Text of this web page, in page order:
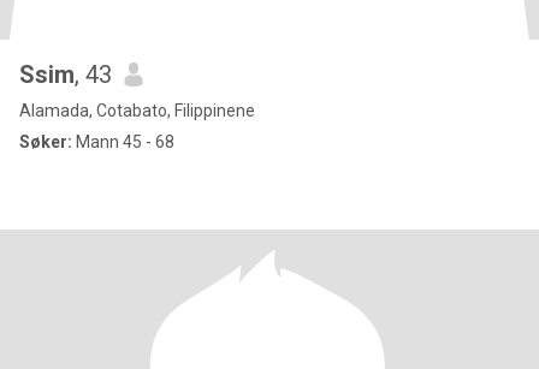
Ssim, 43
Alamada, Cotabato, Filippinene
Søker: Mann 45 - 68